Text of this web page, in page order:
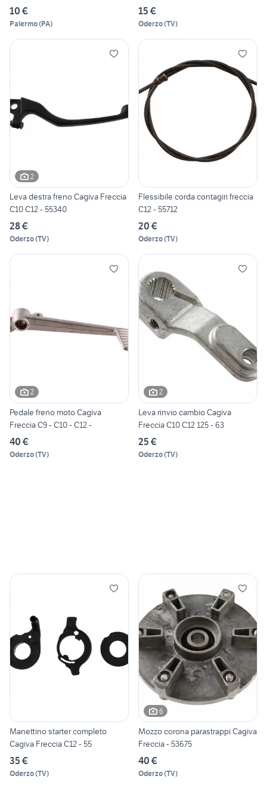
10 €
Palermo(PA)
15 €
Oderzo(TV)
2
Leva destra freno Cagiva Freccia
C10 C12 - 55340
28 €
Oderzo(TV)
Flessibile corda contagiri freccia
C12 - 55712
20 €
Oderzo(TV)
2
Pedale freno moto Cagiva
Freccia C9 - C10 - C12 -
40 €
Oderzo(TV)
2
Leva rinvio cambio Cagiva
Freccia C10 C12 125 - 63
25 €
Oderzo(TV)
Manettino starter completo
Cagiva Freccia C12 - 55
35 €
Oderzo(TV)
6
Mozzo corona parastrappi Cagiva
Freccia - 53675
40 €
Oderzo(TV)